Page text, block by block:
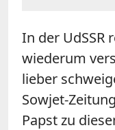
In der UdSSR
wiederum
lieber
Sowjet-
Papst zu